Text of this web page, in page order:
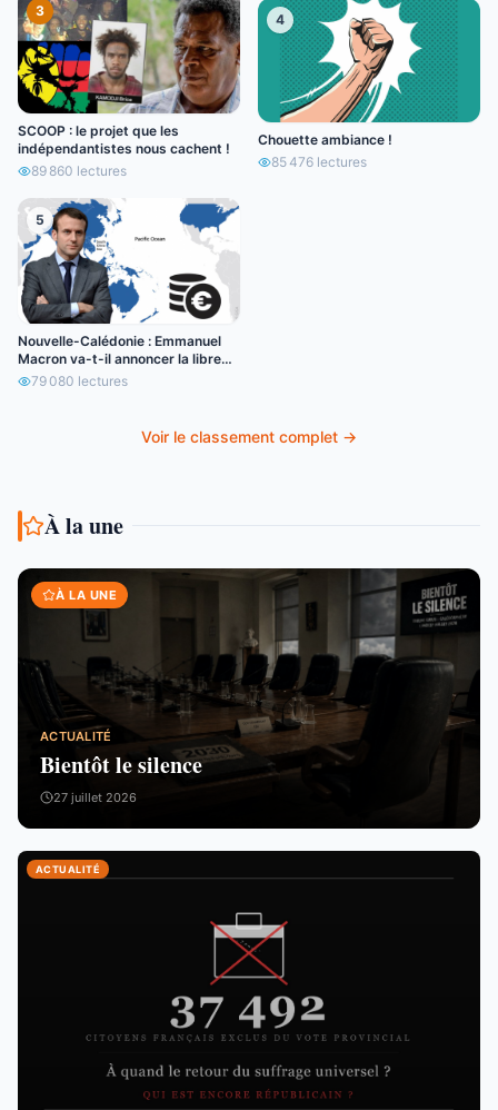
3
SCOOP : le projet que les
indépendantistes nous cachent !
89 860 lectures
4
Chouette ambiance !
85 476 lectures
5
Nouvelle-Calédonie : Emmanuel
Macron va-t-il annoncer la libre
circulation de l’euro ?
79 080 lectures
Voir le classement complet →
À la une
À LA UNE
ACTUALITÉ
Bientôt le silence
27 juillet 2026
ACTUALITÉ